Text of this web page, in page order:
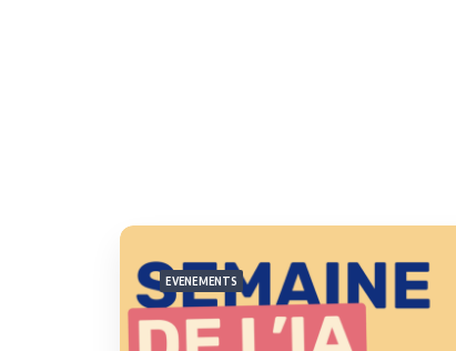
EVENEMENTS